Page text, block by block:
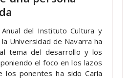
del Instituto Cultura y
Universidad de Navarra ha
tema del desarrollo y los
el foco en los lazos
los ponentes ha sido Carla